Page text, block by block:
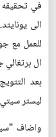
في تحقيقه
الى
للعمل مع
ال
بعد
ليستر سيتي 2-1 "اخيرا، حصلنا عليه".
واضاف